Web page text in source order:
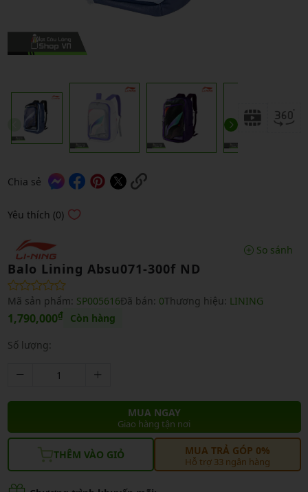
Chia sẻ
Yêu thích (0)
So sánh
Balo Lining Absu071-300f ND
Mã sản phẩm: SP005616Đã bán: 0Thương hiệu: LINING
1,790,000₫ Còn hàng
Số lượng:
MUA NGAY
Giao hàng tận nơi
THÊM VÀO GIỎ MUA TRẢ GÓP 0%
Hỗ trợ 33 ngân hàng